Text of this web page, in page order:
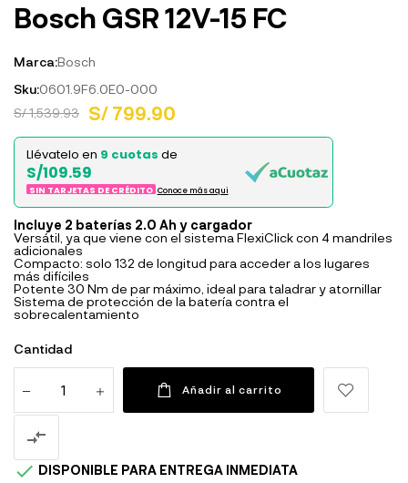
Bosch GSR 12V-15 FC
Marca:Bosch
Sku:0601.9F6.0E0-000
S/ 1,539.93
S/ 799.90
Llévatelo en 9 cuotas de
S/109.59
SIN TARJETAS DE CRÉDITO Conoce más aqui
Incluye 2 baterías 2.0 Ah y cargador
Versátil, ya que viene con el sistema FlexiClick con 4 mandriles
adicionales
Compacto: solo 132 de longitud para acceder a los lugares
más difíciles
Potente 30 Nm de par máximo, ideal para taladrar y atornillar
Sistema de protección de la batería contra el
sobrecalentamiento
Cantidad
Añadir al carrito

 DISPONIBLE PARA ENTREGA INMEDIATA